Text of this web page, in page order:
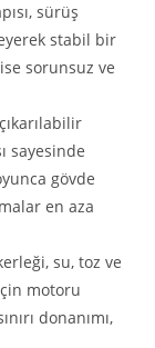
sürüş
stabil bir
sorunsuz ve
sayesinde
gövde
en aza
su, toz ve
motoru
donanımı,